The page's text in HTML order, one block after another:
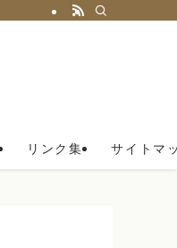
リンク集 サイトマ